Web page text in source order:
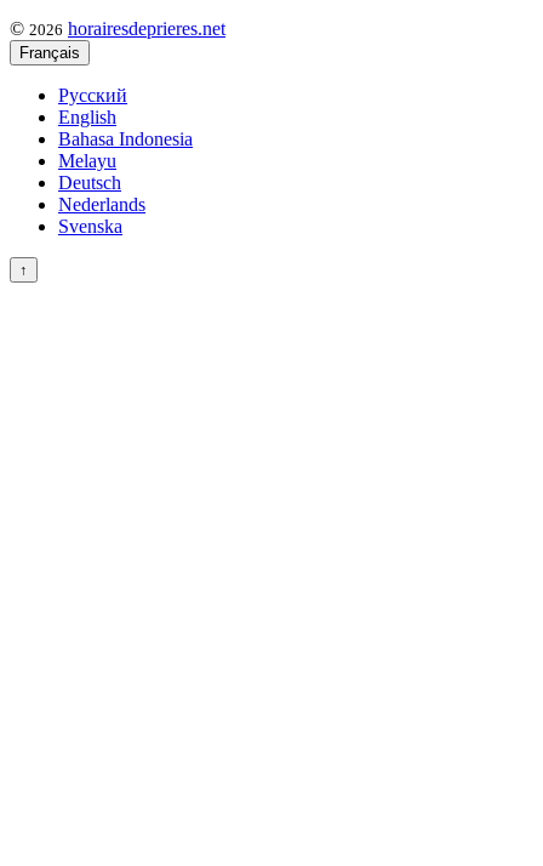
© 2026 horairesdeprieres.net
Français
Русский
English
Bahasa Indonesia
Melayu
Deutsch
Nederlands
Svenska
↑